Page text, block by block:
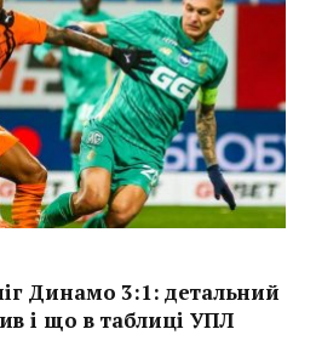
Динамо 3:1: детальний
і що в таблиці УПЛ